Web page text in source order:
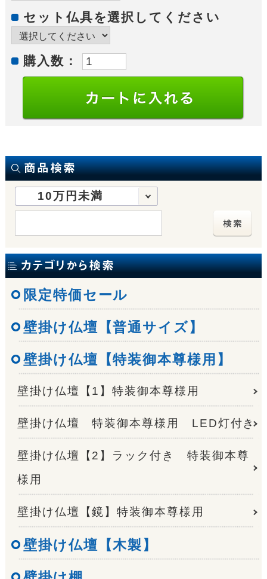
セット仏具を選択してください
購入数：
10万円未満
限定特価セール
壁掛け仏壇【普通サイズ】
壁掛け仏壇【特装御本尊様用】
壁掛け仏壇【1】特装御本尊様用
壁掛け仏壇 特装御本尊様用 LED灯付き
壁掛け仏壇【2】ラック付き 特装御本尊
様用
壁掛け仏壇【鏡】特装御本尊様用
壁掛け仏壇【木製】